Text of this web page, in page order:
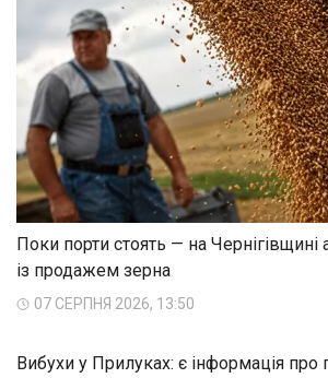
Поки порти стоять — на Чернігівщині
із продажем зерна
07 СЕРПНЯ 2026, 13:50
Вибухи у Прилуках: є інформація